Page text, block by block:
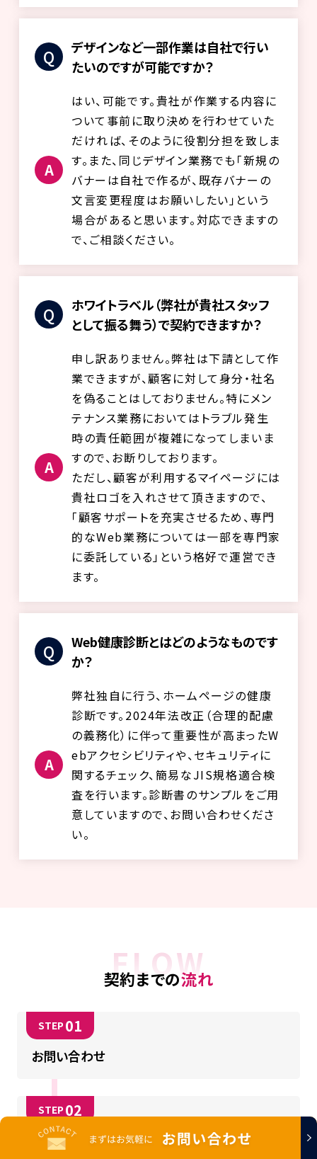
デザインなど一部作業は自社で行い
たいのですが可能ですか？
はい、可能です。貴社が作業する内容に
ついて事前に取り決めを行わせていた
だければ、そのように役割分担を致しま
す。また、同じデザイン業務でも「新規の
バナーは自社で作るが、既存バナーの
文言変更程度はお願いしたい」という
場合があると思います。対応できますの
で、ご相談ください。
ホワイトラベル（弊社が貴社スタッフ
として振る舞う）で契約できますか？
申し訳ありません。弊社は下請として作
業できますが、顧客に対して身分・社名
を偽ることはしておりません。特にメン
テナンス業務においてはトラブル発生
時の責任範囲が複雑になってしまいま
すので、お断りしております。
ただし、顧客が利用するマイページには
貴社ロゴを入れさせて頂きますので、
「顧客サポートを充実させるため、専門
的なWeb業務については一部を専門家
に委託している」という格好で運営でき
ます。
Web健康診断とはどのようなものです
か？
弊社独自に行う、ホームページの健康
診断です。2024年法改正（合理的配慮
の義務化）に伴って重要性が高まったW
ebアクセシビリティや、セキュリティに
関するチェック、簡易なJIS規格適合検
査を行います。診断書のサンプルをご用
意していますので、お問い合わせくださ
い。
契約までの流れ
FLOW
お問い合わせ
ヒアリング・お見積り